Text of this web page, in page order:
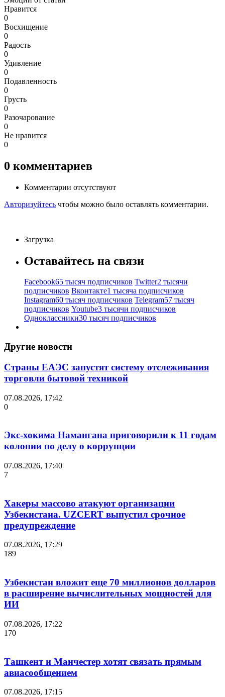
Нравится
0
Восхищение
0
Радость
0
Удивление
0
Подавленность
0
Грусть
0
Разочарование
0
Не нравится
0
0 комментариев
Комментарии отсутствуют
Авторизуйтесь чтобы можно было оставлять комментарии.
Загрузка
Оставайтесь на связи
Facebook65 тысяч подписчиков Twitter2 тысячи
подписчиков Вконтакте1 тысяча подписчиков
Instagram60 тысяч подписчиков Telegram57 тысяч
подписчиков Youtube3 тысячи подписчиков
Одноклассники30 тысяч подписчиков
Другие новости
Страны ЕАЭС запустят систему отслеживания
торговли бытовой техникой
07.08.2026, 17:42
0
Экс-хокима Намангана приговорили к 11 годам
колонии по делу о коррупции
07.08.2026, 17:40
7
Хакеры массово атакуют организации
Узбекистана. UZCERT выпустил срочное
предупреждение
07.08.2026, 17:29
189
Узбекистан вложит еще 70 миллионов долларов
в расширение вычислительных мощностей для
ИИ
07.08.2026, 17:22
170
Ташкент и Манчестер хотят связать прямым
авиасообщением
07.08.2026, 17:15